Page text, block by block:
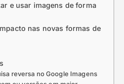
e usar imagens de forma
nas novas formas de
reversa no Google Imagens